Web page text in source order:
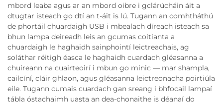
mbord leaba agus ar an mbord oibre i gclárúcháin áit a
dtugtar isteach go dtí an t-áit is lú. Tugann an comhtháthú
de phortáil chuardaigh USB i mbealach díreach isteach sa
bhun lampa deireadh leis an gcumas coitianta a
chuardaigh le haghaidh sainphointí leictreachais, ag
soláthar réitigh éasca le haghaidh cuardach gléasanna a
chuireann na cuairteoirí i mbun go minic — mar shampla,
cailcíní, cláir ghlaon, agus gléasanna leictreonacha poirtiúla
eile. Tugann cumais cuardach gan sreang i bhfocail lampaí
tábla óstachaimh uasta an dea-chonaithe is déanaí do